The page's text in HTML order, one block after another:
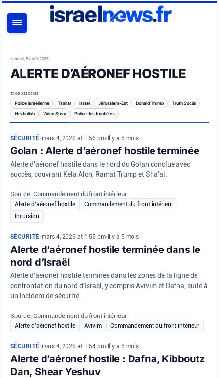
samedi, 8 août 2026
ALERTE D’AÉRONEF HOSTILE
TAGS ASSOCIÉS
Police israélienne Tsahal Israel Jérusalem-Est Donald Trump Truth Social
Hezbollah Video Story Police des frontières
SÉCURITÉ•mars 4, 2026 at 1:56 pm• Il y a 5 mois
Golan : Alerte d’aéronef hostile terminée
Alerte d'aéronef hostile dans le nord du Golan conclue avec
succès, couvrant Kela Alon, Ramat Trump et Sha'al.
Source: Commandement du front intérieur
Alerte d'aéronef hostile
Commandement du front intérieur
Incursion
SÉCURITÉ•mars 4, 2026 at 1:55 pm• Il y a 5 mois
Alerte d’aéronef hostile terminée dans le
nord d’Israël
Alerte d'aéronef hostile terminée dans les zones de la ligne de
confrontation du nord d'Israël, y compris Avivim et Dafna, suite à
un incident de sécurité.
Source: Commandement du front intérieur
Alerte d'aéronef hostile Avivim Commandement du front intérieur
SÉCURITÉ•mars 4, 2026 at 1:54 pm• Il y a 5 mois
Alerte d’aéronef hostile : Dafna, Kibboutz
Dan, Shear Yeshuv